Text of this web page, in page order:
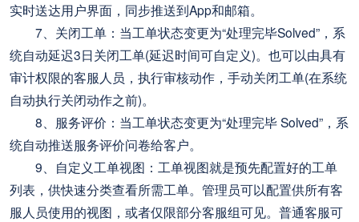
实时送达用户界面，同步推送到App和邮箱。
7、关闭工单：当工单状态变更为“处理完毕Solved”，系
统自动延迟3日关闭工单(延迟时间可自定义)。也可以由具有
审计权限的客服人员，执行审核动作，手动关闭工单(在系统
自动执行关闭动作之前)。
8、服务评价：当工单状态变更为“处理完毕 Solved”，系
统自动推送服务评价问卷给客户。
9、自定义工单视图：工单视图就是预先配置好的工单
列表，供快速分类查看所需工单。管理员可以配置供所有客
服人员使用的视图，或者仅限部分客服组可见。普通客服可